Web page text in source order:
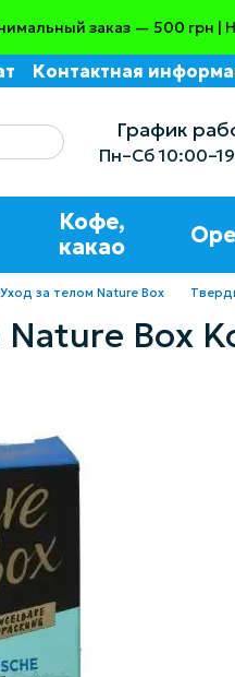
заказ — 500 грн |
Контактная
График
Пн–Сб
Кофе,
какао
Уход за телом Nature Box
Box